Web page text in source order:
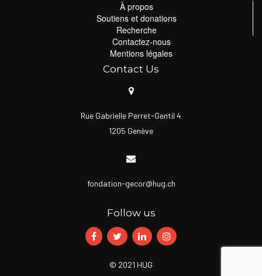
À propos
Soutiens et donations
Recherche
Contactez-nous
Mentions légales
Contact Us
Rue Gabrielle Perret-Gentil 4
1205 Genève
fondation-gecor@hug.ch
Follow us
© 2021 HUG